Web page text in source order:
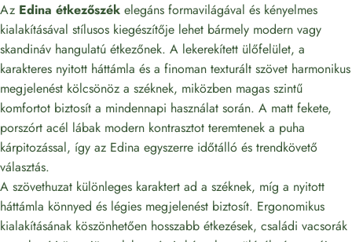
Az Edina étkezőszék elegáns formavilágával és kényelmes
kialakításával stílusos kiegészítője lehet bármely modern vagy
skandináv hangulatú étkezőnek. A lekerekített ülőfelület, a
karakteres nyitott háttámla és a finoman texturált szövet harmonikus
megjelenést kölcsönöz a széknek, miközben magas szintű
komfortot biztosít a mindennapi használat során. A matt fekete,
porszórt acél lábak modern kontrasztot teremtenek a puha
kárpitozással, így az Edina egyszerre időtálló és trendkövető
választás.
A szövethuzat különleges karaktert ad a széknek, míg a nyitott
háttámla könnyed és légies megjelenést biztosít. Ergonomikus
kialakításának köszönhetően hosszabb étkezések, családi vacsorák